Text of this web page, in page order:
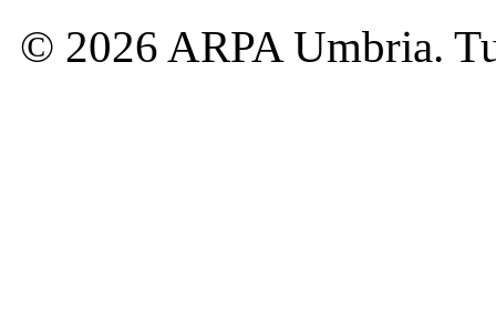
© 2026 ARPA Umbria.